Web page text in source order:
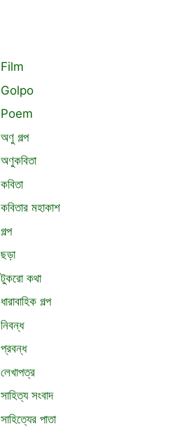
Film
Golpo
Poem
অণু গল্প
অণুকবিতা
কবিতা
কবিতার মহাকাশ
গল্প
ছড়া
টুকরো কথা
ধারাবাহিক গল্প
নিবন্ধ
প্রবন্ধ
লেখাপত্র
সাহিত্য সংবাদ
সাহিত্যের পাতা